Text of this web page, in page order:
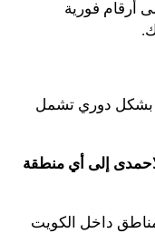
أرقام فورية
بشكل دوري تشمل
إلى أي منطقة
داخل الكويت